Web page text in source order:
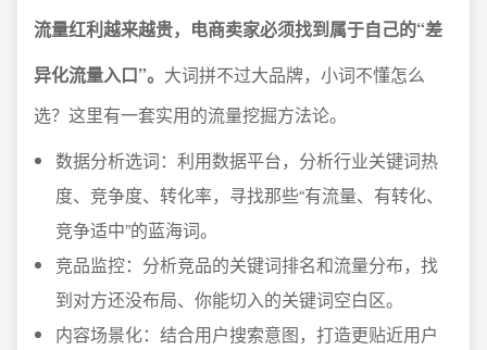
流量红利越来越贵，电商卖家必须找到属于自己的“差
异化流量入口”。 大词拼不过大品牌，小词不懂怎么
选？这里有一套实用的流量挖掘方法论。
数据分析选词：利用数据平台，分析行业关键词热
度、竞争度、转化率，寻找那些“有流量、有转化、
竞争适中”的蓝海词。
竞品监控：分析竞品的关键词排名和流量分布，找
到对方还没布局、你能切入的关键词空白区。
内容场景化：结合用户搜索意图，打造更贴近用户